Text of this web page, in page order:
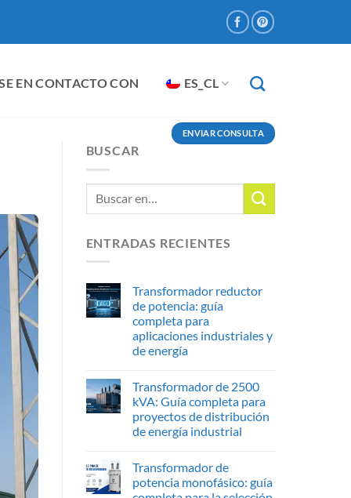
EN CONTACTO CON ES_CL
ENVIAR CONSULTA
BUSCAR
ENTRADAS RECIENTES
Transformador reductor
de potencia: guía
completa para
aplicaciones industriales y
de energía
Transformador de 2500
kVA: Guía completa para
proyectos de distribución
de energía industrial
Transformador de
potencia monofásico: guía